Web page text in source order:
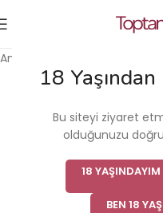
18
Bu siteyi ziyaret
olduğunuzu
18
BEN 18
Ana Sayfa